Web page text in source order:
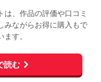
、作品の評価や口コミ
みながらお得に購入もで
す。
読む